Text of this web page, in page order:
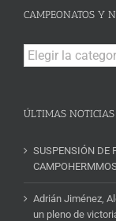
CAMPEONATOS Y
Campeonatos
y
ÚLTIMAS NOTICIAS
SUSPENSIÓN DE
Adrián Jiménez,
un pleno de